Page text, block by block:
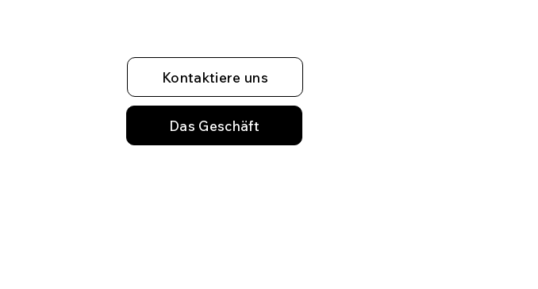
Kontaktiere uns
Das Geschäft